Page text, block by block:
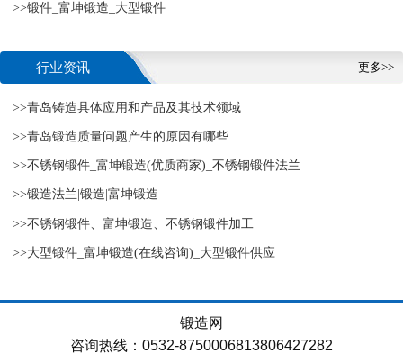
>>锻件_富坤锻造_大型锻件
更多>>
行业资讯
>>青岛铸造具体应用和产品及其技术领域
>>青岛锻造质量问题产生的原因有哪些
>>不锈钢锻件_富坤锻造(优质商家)_不锈钢锻件法兰
>>锻造法兰|锻造|富坤锻造
>>不锈钢锻件、富坤锻造、不锈钢锻件加工
>>大型锻件_富坤锻造(在线咨询)_大型锻件供应
锻造网
咨询热线：0532-8750006813806427282